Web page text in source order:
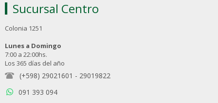
Sucursal Centro
Colonia 1251
Lunes a Domingo
7:00 a 22:00hs.
Los 365 días del año
(+598) 29021601 - 29019822
091 393 094